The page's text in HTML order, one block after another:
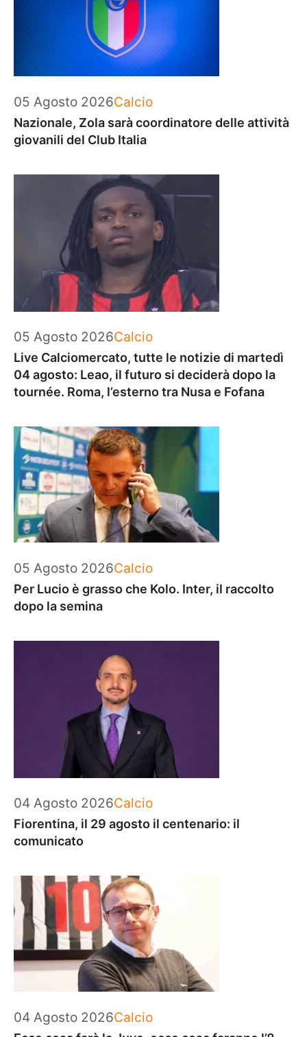
05 Agosto 2026Categorie
Calcio
Nazionale, Zola sarà coordinatore delle attività
giovanili del Club Italia
05 Agosto 2026Categorie
Calcio
Live Calciomercato, tutte le notizie di martedì
04 agosto: Leao, il futuro si deciderà dopo la
tournée. Roma, l’esterno tra Nusa e Fofana
05 Agosto 2026Categorie
Calcio
Per Lucio è grasso che Kolo. Inter, il raccolto
dopo la semina
04 Agosto 2026Categorie
Calcio
Fiorentina, il 29 agosto il centenario: il
comunicato
04 Agosto 2026Categorie
Calcio